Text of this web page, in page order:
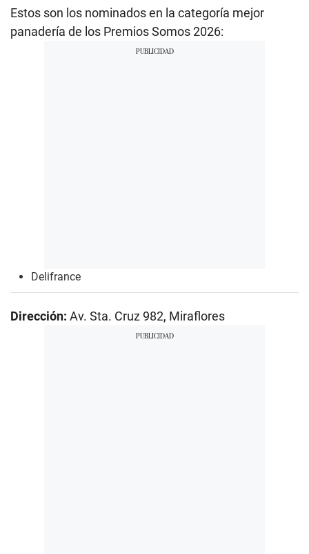
Estos son los nominados en la categoría mejor
panadería de los Premios Somos 2026:
Delifrance
Dirección: Av. Sta. Cruz 982, Miraflores